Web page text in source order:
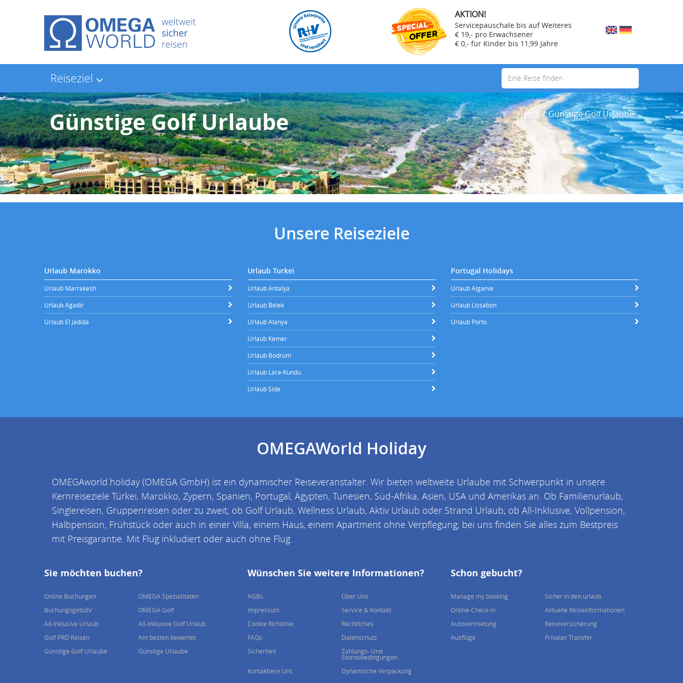
AKTION!
Servicepauschale bis auf Weiteres
€ 19,- pro Erwachsener
€ 0,- für Kinder bis 11,99 Jahre
Reiseziel Eine Reise finden
Günstige Golf Urlaube Home / Günstige Golf Urlaube
Unsere Reiseziele
Urlaub Marokko
Urlaub Marrakesh
Urlaub Agadir
Urlaub El Jadida
Urlaub Turkei
Urlaub Antalya
Urlaub Belek
Urlaub Alanya
Urlaub Kemer
Urlaub Bodrum
Urlaub Lara-Kundu
Urlaub Side
Portugal Holidays
Urlaub Algarve
Urlaub Lissabon
Urlaub Porto
OMEGAWorld Holiday
OMEGAworld.holiday (OMEGA GmbH) ist ein dynamischer Reiseveranstalter. Wir bieten weltweite Urlaube mit Schwerpunkt in unsere
Kernreiseziele Türkei, Marokko, Zypern, Spanien, Portugal, Ägypten, Tunesien, Süd-Afrika, Asien, USA und Amerikas an. Ob Familienurlaub,
Singlereisen, Gruppenreisen oder zu zweit; ob Golf Urlaub, Wellness Urlaub, Aktiv Urlaub oder Strand Urlaub; ob All-Inklusive, Vollpension,
Halbpension, Frühstück oder auch in einer Villa, einem Haus, einem Apartment ohne Verpflegung; bei uns finden Sie alles zum Bestpreis
mit Preisgarantie. Mit Flug inkludiert oder auch ohne Flug.
Sie möchten buchen?
Online Buchungen
OMEGA Spezialitäten
Buchungsgebühr
OMEGA Golf
All-Inklusive Urlaub
All-Inklusive Golf Urlaub
Golf PRO Reisen
Am besten bewertet
Günstige Golf Urlaube
Günstige Urlaube
Wünschen Sie weitere Informationen?
AGBs
Über Uns
Impressum
Service & Kontakt
Cookie Richtlinie
Rechtliches
FAQs
Datenschutz
Sicherheit
Zahlungs- Und
Stornobedingungen
Kontaktiere Uns
Dynamische Verpackung
Schon gebucht?
Manage my booking
Sicher in den urlaub
Online-Check-in
Aktuelle Reiseinformationen
Autovermietung
Reiseversicherung
Ausflüge
Privater Transfer